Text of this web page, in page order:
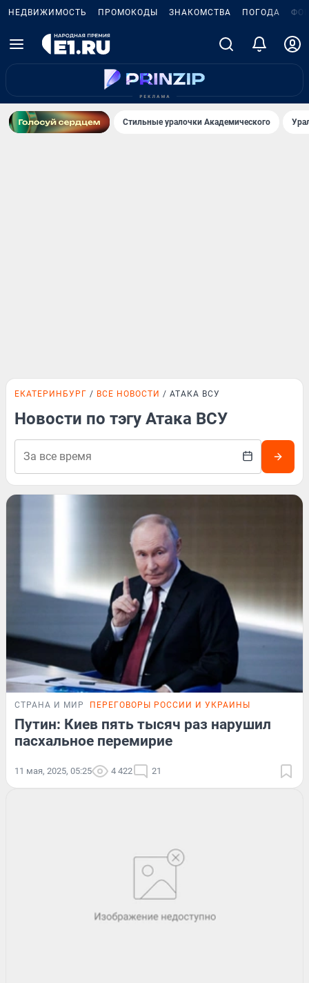
НЕДВИЖИМОСТЬ ПРОМОКОДЫ ЗНАКОМСТВА ПОГОДА
Стильные уралочки Академического
ЕКАТЕРИНБУРГ ВСЕ НОВОСТИ АТАКА ВСУ
Новости по тэгу Атака ВСУ
СТРАНА И МИР ПЕРЕГОВОРЫ РОССИИ И УКРАИНЫ
Путин: Киев пять тысяч раз нарушил
пасхальное перемирие
11 мая, 2025, 05:25 4 422 21